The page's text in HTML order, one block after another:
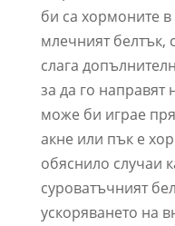
би са хормоните
млечният белтък,
слага
за да го направят
може би играе
акне или пък е
обяснило случаи
суроватъчният
ускоряването на